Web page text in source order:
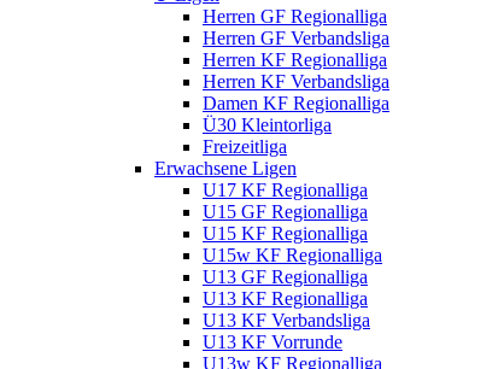
Herren GF Regionalliga
Herren GF Verbandsliga
Herren KF Regionalliga
Herren KF Verbandsliga
Damen KF Regionalliga
Ü30 Kleintorliga
Freizeitliga
Erwachsene Ligen
U17 KF Regionalliga
U15 GF Regionalliga
U15 KF Regionalliga
U15w KF Regionalliga
U13 GF Regionalliga
U13 KF Regionalliga
U13 KF Verbandsliga
U13 KF Vorrunde
U13w KF Regionalliga